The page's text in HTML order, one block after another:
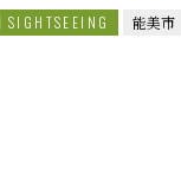
SIGHTSEEING 能美市